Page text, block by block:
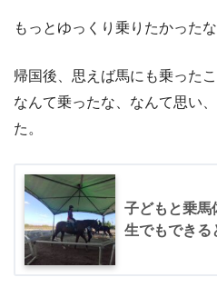
もっとゆっくり乗りたかったな
帰国後、思えば馬にも乗った
なんて乗ったな、なんて思い
た。
子どもと乗馬
生でもできる